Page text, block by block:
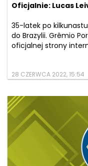
Oficjalnie: Lucas
35-latek po
do Brazylii. Grêmio
oficjalnej strony
28 CZERWCA 2022, 15:54